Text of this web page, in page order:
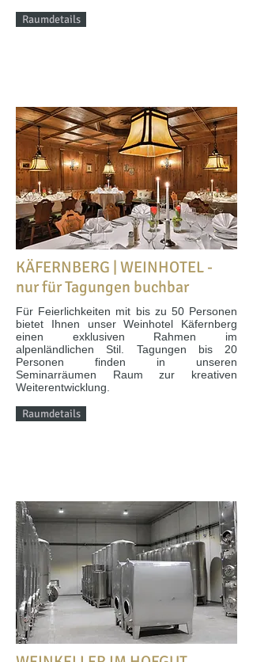
Raumdetails
KÄFERNBERG | WEINHOTEL -
nur für Tagungen buchbar
Für Feierlichkeiten mit bis zu 50 Personen
bietet Ihnen unser Weinhotel Käfernberg
einen exklusiven Rahmen im
alpenländlichen Stil. Tagungen bis 20
Personen finden in unseren
Seminarräumen Raum zur kreativen
Weiterentwicklung.
Raumdetails